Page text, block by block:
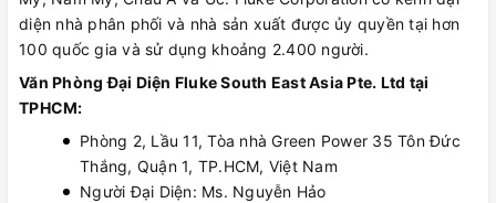
diện nhà phân phối và nhà sản xuất được ủy quyền tại hơn
100 quốc gia và sử dụng khoảng 2.400 người.
Văn Phòng Đại Diện Fluke South East Asia Pte. Ltd tại
TPHCM:
Phòng 2, Lầu 11, Tòa nhà Green Power 35 Tôn Đức
Thắng, Quận 1, TP.HCM, Việt Nam
Người Đại Diện: Ms. Nguyễn Hảo